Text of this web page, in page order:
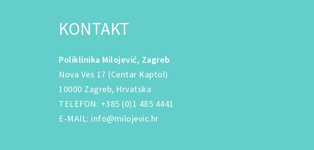
KONTAKT
Poliklinika Milojević, Zagreb
Nova Ves 17 (Centar Kaptol)
10000 Zagreb, Hrvatska
TELEFON: +385 (0)1 485 4441
E-MAIL: info@milojevic.hr